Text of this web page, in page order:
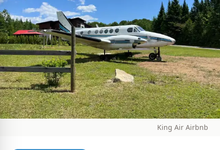
King Air Airbnb